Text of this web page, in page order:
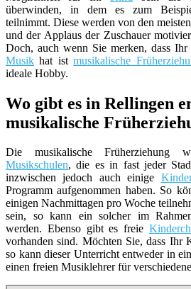
überwinden, in dem es zum
teilnimmt. Diese werden von den meisten
und der Applaus der Zuschauer
Doch, auch wenn Sie merken, dass
Musik hat istmusikalische
ideale Hobby.
Wo gibt es in Rellingen
musikalische
Die musikalische
Musikschulen, die es in fast jeder
inzwischen jedoch auch einige
Programm aufgenommen haben. So
einigen Nachmittagen pro Woche
sein, so kann ein solcher im
werden. Ebenso gibt es freie
vorhanden sind. Möchten Sie, dass Ihr
so kann dieser Unterricht entweder in
einen freien Musiklehrer für